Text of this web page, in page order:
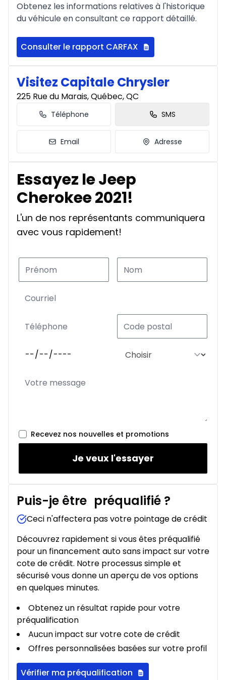
Obtenez les informations relatives à l'historique
du véhicule en consultant ce rapport détaillé.
Consulter le rapport CARFAX
Visitez Capitale Chrysler
225 Rue du Marais, Québec, QC
Téléphone SMS
Email Adresse
Essayez le Jeep
Cherokee 2021!
L'un de nos représentants communiquera
avec vous rapidement!
Recevez nos nouvelles et promotions
Je veux l'essayer
Puis-je être préqualifié ?
Ceci n'affectera pas votre pointage de crédit
Découvrez rapidement si vous êtes préqualifié
pour un financement auto sans impact sur votre
cote de crédit. Notre processus simple et
sécurisé vous donne un aperçu de vos options
en quelques minutes.
Obtenez un résultat rapide pour votre
préqualification
Aucun impact sur votre cote de crédit
Offres personnalisées basées sur votre profil
Vérifier ma préqualification